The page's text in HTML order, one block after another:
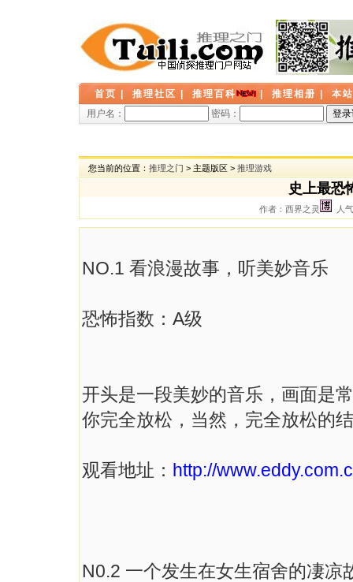
首页 推理社区 推理百科 推理相册
本
用户名：
密码：
您当前的位置： 推理之门 > 主题版区 > 推理游戏
史上最恐
作者：西界之灵 人
NO.1 看浪漫故事，听美妙音乐
恐怖指数：A级
开头是一段美妙的音乐，画面是
你完全放松，当然，完全放松的
观看地址： http://
N0.2 一个发生在女生宿舍的凄凉